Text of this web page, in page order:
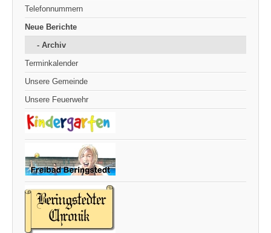
Telefonnummern
Neue Berichte
- Archiv
Terminkalender
Unsere Gemeinde
Unsere Feuerwehr